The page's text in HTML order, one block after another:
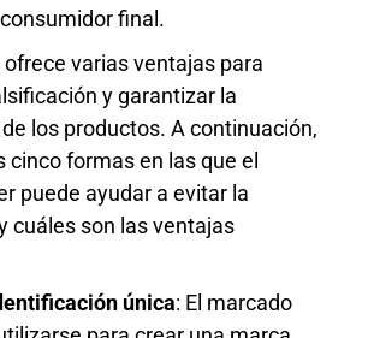
final.
varias ventajas para
y garantizar la
los productos. A continuación,
cinco formas en las que el
puede ayudar a evitar la
cuáles son las ventajas
única: El marcado